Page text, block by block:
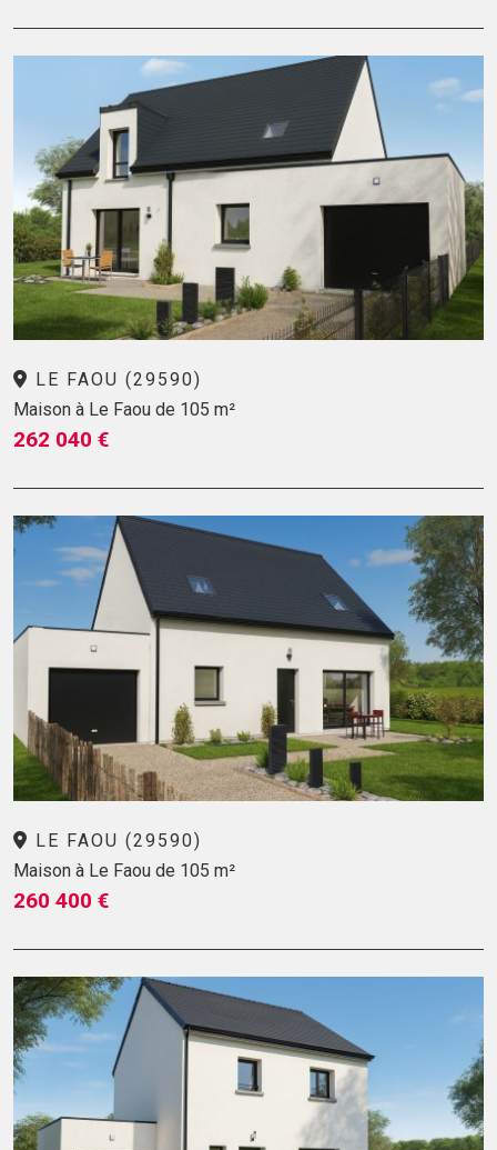
LE FAOU (29590)
Maison à Le Faou de 105 m²
262 040 €
LE FAOU (29590)
Maison à Le Faou de 105 m²
260 400 €